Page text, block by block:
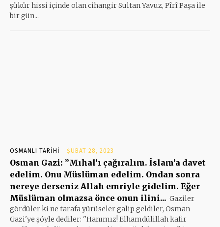
şükür hissi içinde olan cihangir Sultan Ya­vuz, Pîrî Paşa ile
bir gün...
OSMANLI TARIHI ŞUBAT 28, 2023
Osman Gazi: ”Mıhal’ı çağıralım. İslam’a davet
edelim. Onu Müslüman edelim. Ondan sonra
nereye derseniz Allah emriyle gidelim. Eğer
Müslüman olmazsa önce onun ilini... Gaziler
gördüler ki ne tarafa yürüseler galip geldiler, Osman
Gazi'ye şöyle dediler: ''Hanımız! Elhamdülillah kafir